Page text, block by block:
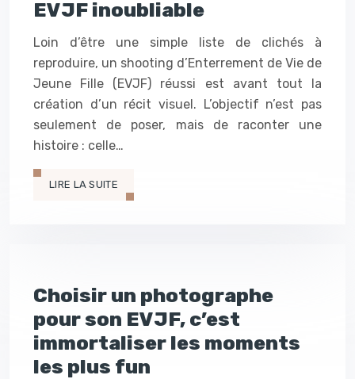
EVJF inoubliable
Loin d’être une simple liste de clichés à
reproduire, un shooting d’Enterrement de Vie de
Jeune Fille (EVJF) réussi est avant tout la
création d’un récit visuel. L’objectif n’est pas
seulement de poser, mais de raconter une
histoire : celle…
LIRE LA SUITE
Choisir un photographe
pour son EVJF, c’est
immortaliser les moments
les plus fun